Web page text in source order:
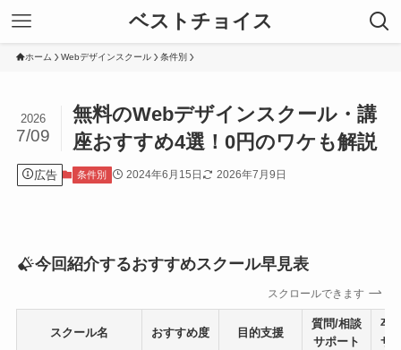
ベストチョイス
ホーム Webデザインスクール 条件別
無料のWebデザインスクール・講
座おすすめ4選！0円のワケも解説
2026
7/09
広告 条件別 2024年6月15日 2026年7月9日
今回紹介するおすすめスクール早見表
スクロールできます
スクール名 おすすめ度 目的支援
質問/相談
サポート
卒
サ